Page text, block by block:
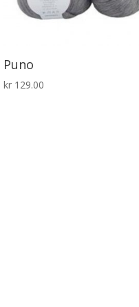
Puno
kr 129.00